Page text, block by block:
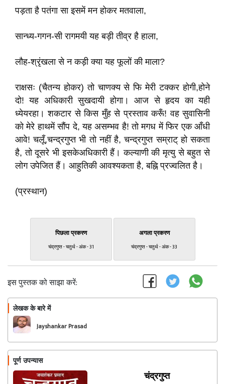
पड़ता है पतंगा सा इसमें मन होकर मतवाला,
सान्ध्य-गगन-सी रागमयी यह बड़ी तीव्र है हाला,
लौह-श्रृंखला से न कड़ी क्या यह फूलों की माला?
राक्षसः (चैतन्य होकर) तो चाणक्य से फि मेरी टक्कर होगी,होने
दो! यह अधिकारी सुखदायी होगा। आज से हृदय का यही
ध्येयरहा। शकटार से किस मुँह से प्रस्ताव करूँ! वह सुवासिनी
को मेरे हाथमें सौंप दे, यह असम्भव है! तो मगध में फिर एक आँधी
आवे! चलूँ,चन्द्रगुप्त भी तो नहीं है, चन्द्रगुप्त सम्राट्‌ हो सकता
है, तो दूसरे भी इसकेअधिकारी हैं। कल्याणी की मृत्यु से बहुत से
लोग उपेजित हैं। आहुतिकी आवश्यकता है, बह्नि प्रज्वलित है।
(प्रस्थान)
पिछला प्रकरण
चंद्रगुप्त - चतुर्थ - अंक - 31
अगला प्रकरण
चंद्रगुप्त - चतुर्थ - अंक - 33
इस पुस्तक को साझा करें:
लेखक के बारे में
Jayshankar Prasad
पूर्ण उपन्यास
चंद्रगुप्त